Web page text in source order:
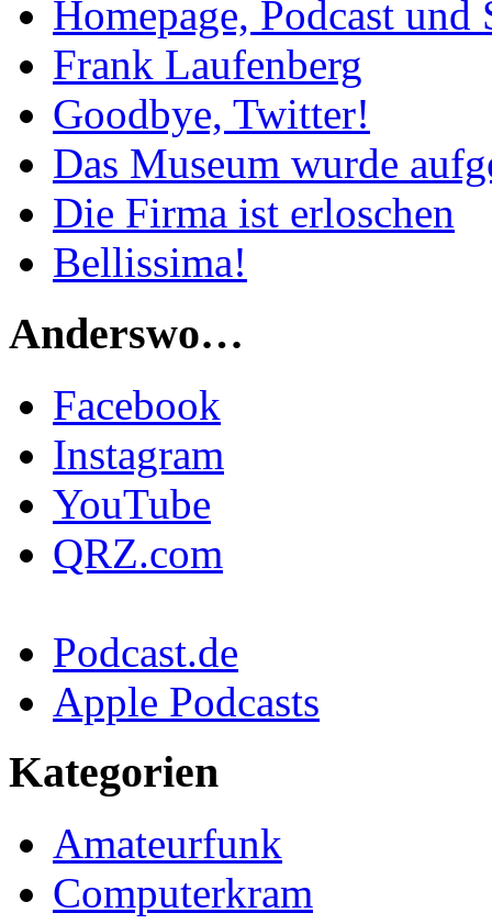
Homepage, Podcast
Frank Laufenberg
Goodbye, Twitter!
Das Museum wurde
Die Firma ist erloschen
Bellissima!
Anderswo…
Facebook
Instagram
YouTube
QRZ.com
Podcast.de
Apple Podcasts
Kategorien
Amateurfunk
Computerkram